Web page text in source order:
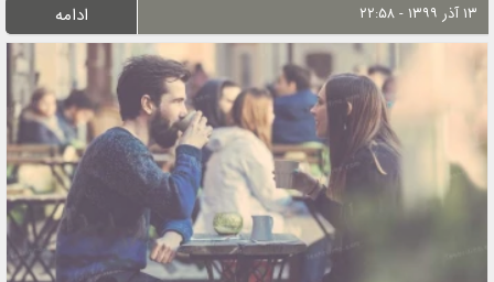
۱۳ آذر ۱۳۹۹ - ۲۲:۵۸ ادامه